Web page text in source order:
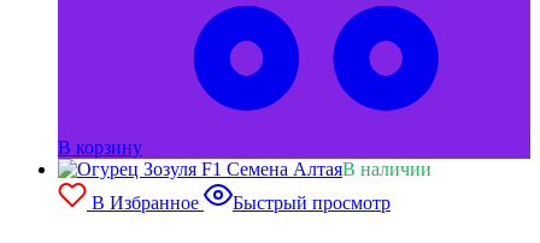
В корзину
В наличии
В Избранное
Быстрый просмотр